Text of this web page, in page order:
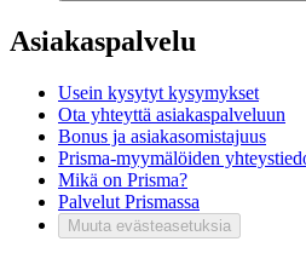
Asiakaspalvelu
Usein kysytyt kysymykset
Ota yhteyttä asiakaspalveluun
Bonus ja asiakasomistajuus
Prisma-myymälöiden
Mikä on Prisma?
Palvelut Prismassa
Muuta evästeasetuksia